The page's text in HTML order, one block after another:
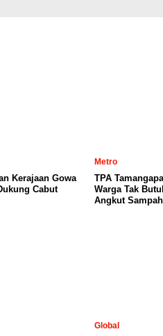
Kerajaan Gowa
Cabut
Metro
TPA
Warga Tak
Angkut
Global